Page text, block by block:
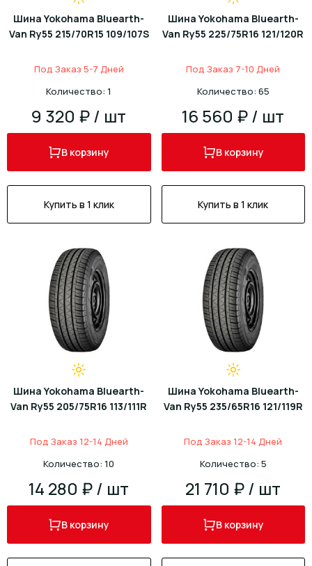
Шина Yokohama Bluearth-
Van Ry55 215/70R15 109/107S
Под Заказ 5-7 Дней
Количество: 1
9 320 ₽ / шт
В корзину
Купить в 1 клик
Шина Yokohama Bluearth-
Van Ry55 225/75R16 121/120R
Под Заказ 7-10 Дней
Количество: 65
16 560 ₽ / шт
В корзину
Купить в 1 клик
Шина Yokohama Bluearth-
Van Ry55 205/75R16 113/111R
Под Заказ 12-14 Дней
Количество: 10
14 280 ₽ / шт
В корзину
Шина Yokohama Bluearth-
Van Ry55 235/65R16 121/119R
Под Заказ 12-14 Дней
Количество: 5
21 710 ₽ / шт
В корзину